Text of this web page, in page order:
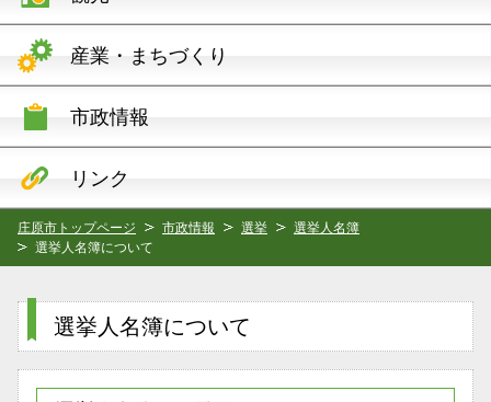
産業・まちづくり
市政情報
リンク
庄原市トップページ 市政情報 選挙
選挙人名簿
選挙人名簿について
選挙人名簿について